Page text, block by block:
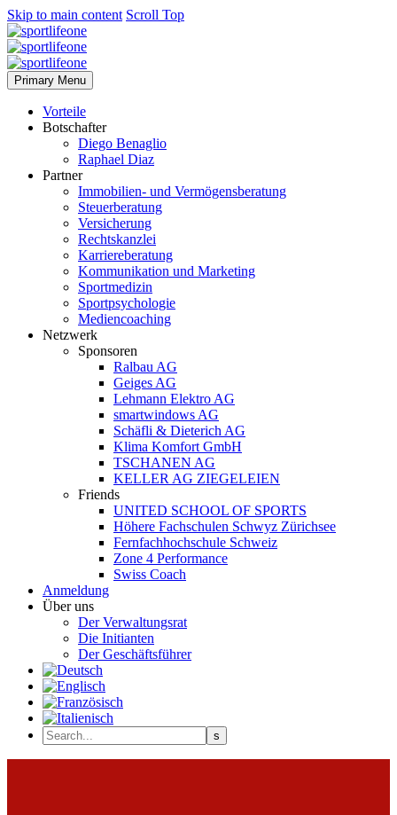
Skip to main content Scroll Top
Primary Menu
Vorteile
Botschafter
Diego Benaglio
Raphael Diaz
Partner
Immobilien- und Vermögensberatung
Steuerberatung
Versicherung
Rechtskanzlei
Karriereberatung
Kommunikation und Marketing
Sportmedizin
Sportpsychologie
Mediencoaching
Netzwerk
Sponsoren
Ralbau AG
Geiges AG
Lehmann Elektro AG
smartwindows AG
Schäfli & Dieterich AG
Klima Komfort GmbH
TSCHANEN AG
KELLER AG ZIEGELEIEN
Friends
UNITED SCHOOL OF SPORTS
Höhere Fachschulen Schwyz Zürichsee
Fernfachhochschule Schweiz
Zone 4 Performance
Swiss Coach
Anmeldung
Über uns
Der Verwaltungsrat
Die Initianten
Der Geschäftsführer